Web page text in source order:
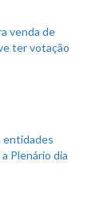
venda de
ter votação
entidades
Plenário dia